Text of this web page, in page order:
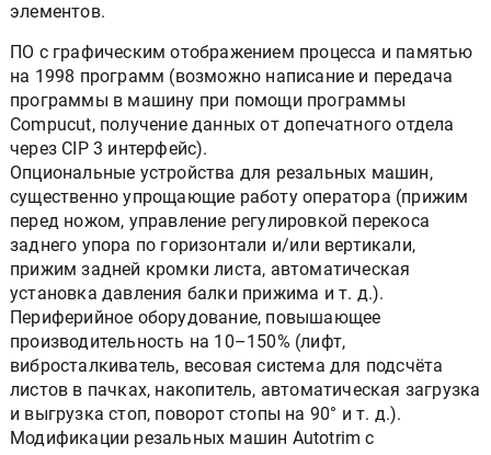
элементов.
ПО с графическим отображением процесса и памятью
на 1998 программ (возможно написание и передача
программы в машину при помощи программы
Compucut, получение данных от допечатного отдела
через CIP 3 интерфейс).
Опциональные устройства для резальных машин,
существенно упрощающие работу оператора (прижим
перед ножом, управление регулировкой перекоса
заднего упора по горизонтали и/или вертикали,
прижим задней кромки листа, автоматическая
установка давления балки прижима и т. д.).
Периферийное оборудование, повышающее
производительность на 10–150% (лифт,
вибросталкиватель, весовая система для подсчёта
листов в пачках, накопитель, автоматическая загрузка
и выгрузка стоп, поворот стопы на 90° и т. д.).
Модификации резальных машин Autotrim с